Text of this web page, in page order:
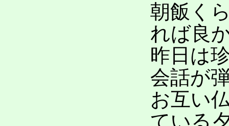
朝飯く
れば良
昨日は
会話が
お互い
ている